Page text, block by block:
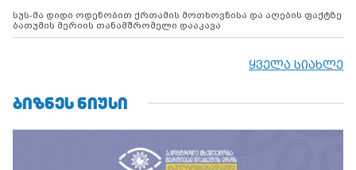
სუს-მა დიდი ოდენობით ქრთამის მოთხოვნისა და აღების ფაქტზე
ბათუმის მერიის თანამშრომელი დააკავა
ყველა სიახლე
ᲑᲘᲖᲜᲔᲡ ᲜᲘᲣᲡᲘ